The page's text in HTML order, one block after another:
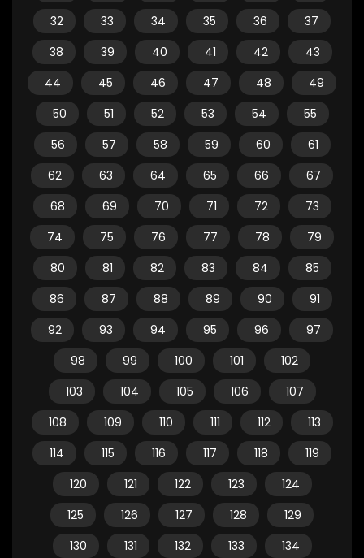
32
33 34 35 36
37
38
39 40 41 42
43
44
45 46 47 48
49
50
51 52 53 54
55
56
57 58 59 60
61
62
63 64 65 66
67
68
69 70 71 72
73
74
75 76 77 78
79
80
81 82 83 84
85
86
87 88 89 90
91
92
93 94 95 96
97
98
99 100 101
102
103
104 105 106
107
108
109 110 111 112
113
114
115 116 117 118
119
120
121 122 123
124
125
126 127 128
129
130
131 132 133
134